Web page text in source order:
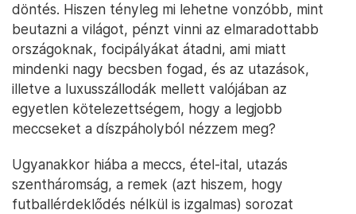
döntés. Hiszen tényleg mi lehetne vonzóbb, mint
beutazni a világot, pénzt vinni az elmaradottabb
országoknak, focipályákat átadni, ami miatt
mindenki nagy becsben fogad, és az utazások,
illetve a luxusszállodák mellett valójában az
egyetlen kötelezettségem, hogy a legjobb
meccseket a díszpáholyból nézzem meg?
Ugyanakkor hiába a meccs, étel-ital, utazás
szentháromság, a remek (azt hiszem, hogy
futballérdeklődés nélkül is izgalmas) sorozat